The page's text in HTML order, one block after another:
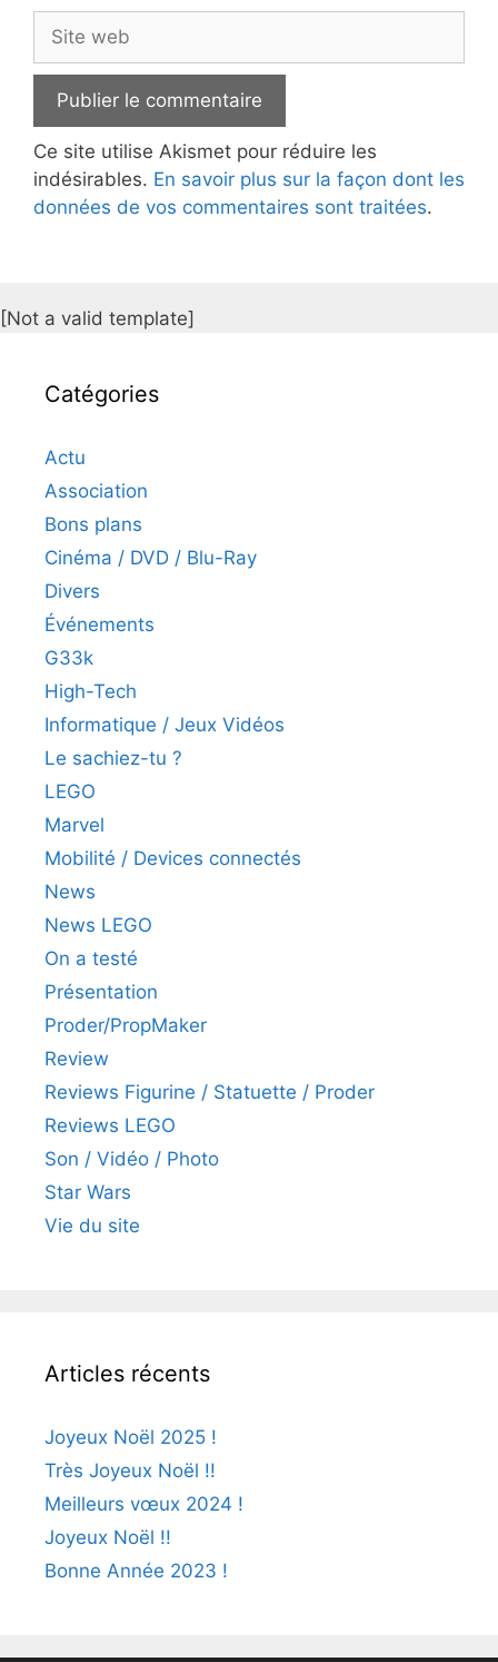
web
Ce site utilise Akismet pour réduire les
indésirables. En savoir plus sur la façon dont les
données de vos commentaires sont traitées.
[Not a valid template]
Catégories
Actu
Association
Bons plans
Cinéma / DVD / Blu-Ray
Divers
Événements
G33k
High-Tech
Informatique / Jeux Vidéos
Le sachiez-tu ?
LEGO
Marvel
Mobilité / Devices connectés
News
News LEGO
On a testé
Présentation
Proder/PropMaker
Review
Reviews Figurine / Statuette / Proder
Reviews LEGO
Son / Vidéo / Photo
Star Wars
Vie du site
Articles récents
Joyeux Noël 2025 !
Très Joyeux Noël !!
Meilleurs vœux 2024 !
Joyeux Noël !!
Bonne Année 2023 !